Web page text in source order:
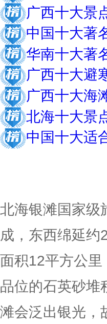
广西十大景
中国十大著
华南十大著
广西十大避
广西十大海
北海十大景
中国十大适
北海银滩国家级
成，东西绵延
面积12平方公
品位的石英砂堆
滩会泛出银光，